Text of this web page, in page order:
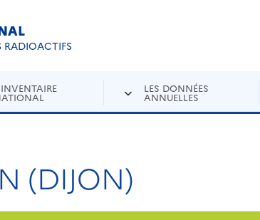
RADIOACTIFS
LES DONNÉES
ANNUELLES
(DIJON)